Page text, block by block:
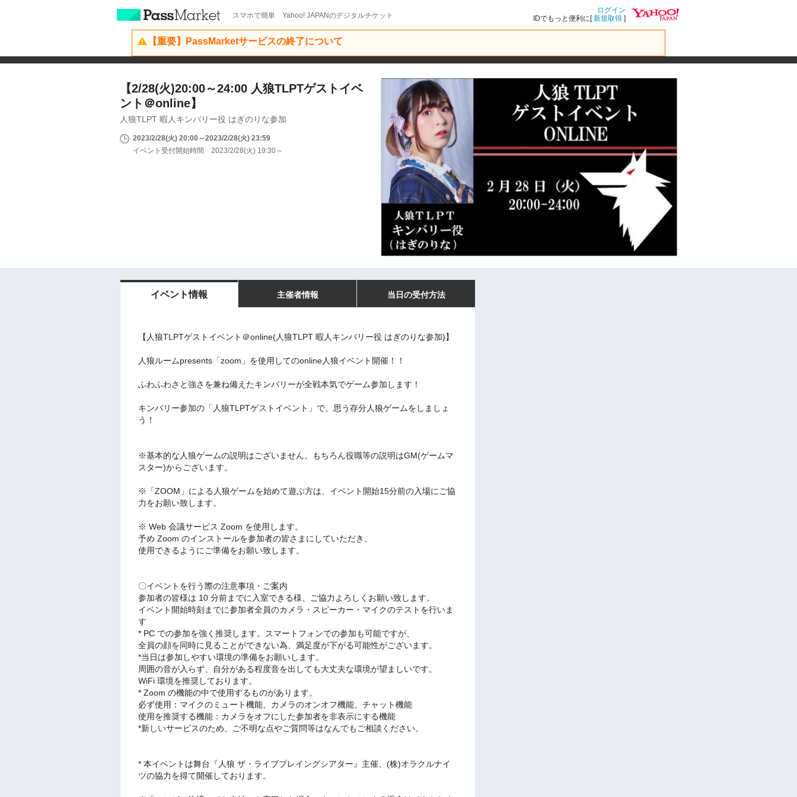
スマホで簡単 Yahoo! JAPANのデジタルチケット
ログイン
IDでもっと便利に[新規取得 ]
【重要】PassMarketサービスの終了について
【2/28(火)20:00～24:00 人狼TLPTゲストイベ
ント＠online】
人狼TLPT 暇人キンバリー役 はぎのりな参加
2023/2/28(火) 20:00～2023/2/28(火) 23:59
イベント受付開始時間 2023/2/28(火) 19:30～
イベント情報 主催者情報 当日の受付方法
【人狼TLPTゲストイベント＠online(人狼TLPT 暇人キンバリー役 はぎのりな参加)】
人狼ルームpresents「zoom」を使用してのonline人狼イベント開催！！
ふわふわさと強さを兼ね備えたキンバリーが全戦本気でゲーム参加します！
キンバリー参加の「人狼TLPTゲストイベント」で、思う存分人狼ゲームをしましょ
う！
※基本的な人狼ゲームの説明はございません。もちろん役職等の説明はGM(ゲームマ
スター)からございます。
※「ZOOM」による人狼ゲームを始めて遊ぶ方は、イベント開始15分前の入場にご協
力をお願い致します。
※ Web 会議サービス Zoom を使用します。
予め Zoom のインストールを参加者の皆さまにしていただき、
使用できるようにご準備をお願い致します。
〇イベントを行う際の注意事項・ご案内
参加者の皆様は 10 分前までに入室できる様、ご協力よろしくお願い致します。
イベント開始時刻までに参加者全員のカメラ・スピーカー・マイクのテストを行いま
す
* PC での参加を強く推奨します。スマートフォンでの参加も可能ですが、
全員の顔を同時に見ることができない為、満足度が下がる可能性がございます。
*当日は参加しやすい環境の準備をお願いします。
周囲の音が入らず、自分がある程度音を出しても大丈夫な環境が望ましいです。
WiFi 環境を推奨しております。
* Zoom の機能の中で使用するものがあります。
必ず使用：マイクのミュート機能、カメラのオンオフ機能、チャット機能
使用を推奨する機能：カメラをオフにした参加者を非表示にする機能
*新しいサービスのため、ご不明な点やご質問等はなんでもご相談ください。
* 本イベントは舞台『人狼 ザ・ライブプレイングシアター』主催、(株)オラクルナイ
ツの協力を得て開催しております。